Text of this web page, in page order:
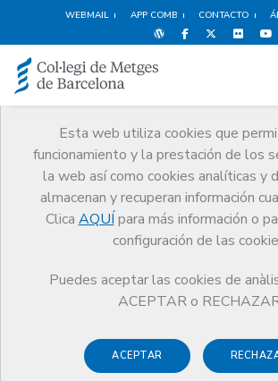
WEBMAIL APP COMB CONTACTO
Esta web utiliza cookies que
funcionamiento y la prestación de los
la web así como cookies analíticas y
almacenan y recuperan información
Clica AQUÍ para más información o
configuración de las
Puedes aceptar las cookies de
ACEPTAR o
ACEPTAR
Premios
El CoMB Guardonat Edició 2017
Guardonat Edició